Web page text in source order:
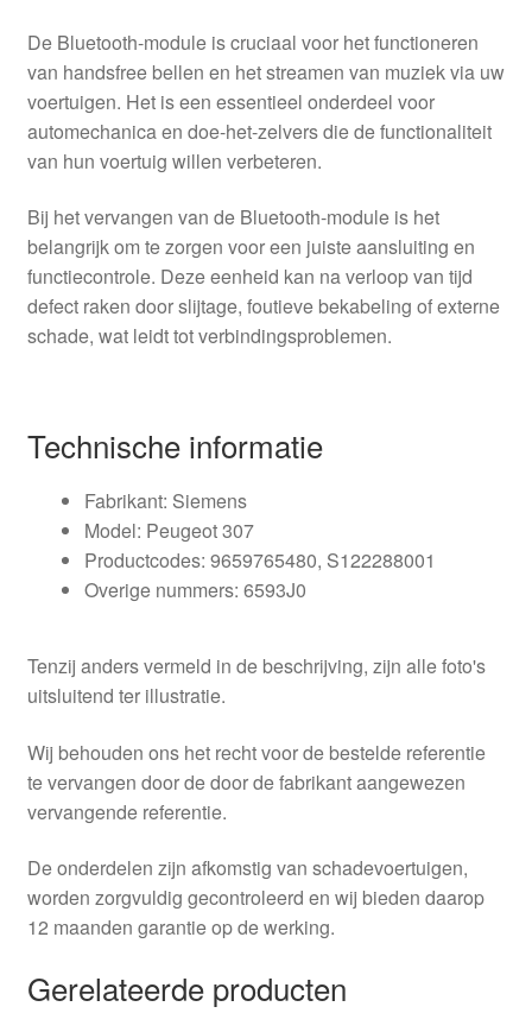
De Bluetooth-module is cruciaal voor het functioneren
van handsfree bellen en het streamen van muziek via uw
voertuigen. Het is een essentieel onderdeel voor
automechanica en doe-het-zelvers die de functionaliteit
van hun voertuig willen verbeteren.
Bij het vervangen van de Bluetooth-module is het
belangrijk om te zorgen voor een juiste aansluiting en
functiecontrole. Deze eenheid kan na verloop van tijd
defect raken door slijtage, foutieve bekabeling of externe
schade, wat leidt tot verbindingsproblemen.
Technische informatie
Fabrikant: Siemens
Model: Peugeot 307
Productcodes: 9659765480, S122288001
Overige nummers: 6593J0
Tenzij anders vermeld in de beschrijving, zijn alle foto's
uitsluitend ter illustratie.
Wij behouden ons het recht voor de bestelde referentie
te vervangen door de door de fabrikant aangewezen
vervangende referentie.
De onderdelen zijn afkomstig van schadevoertuigen,
worden zorgvuldig gecontroleerd en wij bieden daarop
12 maanden garantie op de werking.
Gerelateerde producten